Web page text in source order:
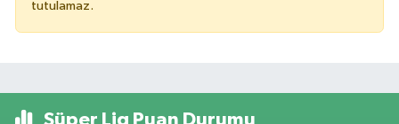
tutulamaz.
Süper Lig Puan Durumu